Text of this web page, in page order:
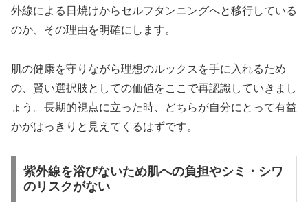
外線による日焼けからセルフタンニングへと移行している
のか、その理由を明確にします。
肌の健康を守りながら理想のルックスを手に入れるため
の、賢い選択肢としての価値をここで再認識していきまし
ょう。長期的視点に立った時、どちらが自分にとって有益
かがはっきりと見えてくるはずです。
紫外線を浴びないため肌への負担やシミ・シワ
のリスクがない